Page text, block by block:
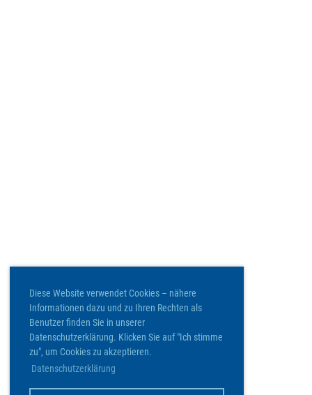
Diese Website verwendet Cookies – nähere
Informationen dazu und zu Ihren Rechten als
Benutzer finden Sie in unserer
Datenschutzerklärung. Klicken Sie auf "Ich stimme
zu", um Cookies zu akzeptieren.
Datenschutzerklärung